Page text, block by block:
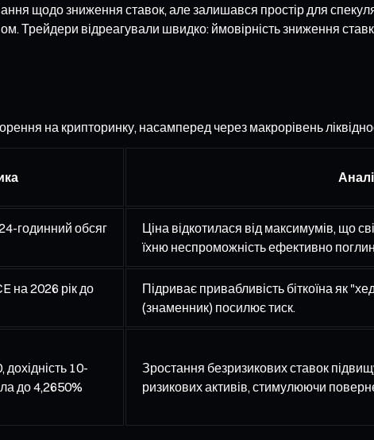
щодо зниження ставок, але залишався простір для
Трейдери відреагували швидко: ймовірність зниження
на крипторинку, насамперед через макрорівень
годинний обсяг
Ціна відкотилася від максимумів, що
їхню неспроможність ефективно
на 2026 рік до
Підриває привабливість біткоїна як
(знаменник) посилює тиск.
10-
до 4,2650%
Зростання безризикових ставок
ризикових активів, стимулюючи